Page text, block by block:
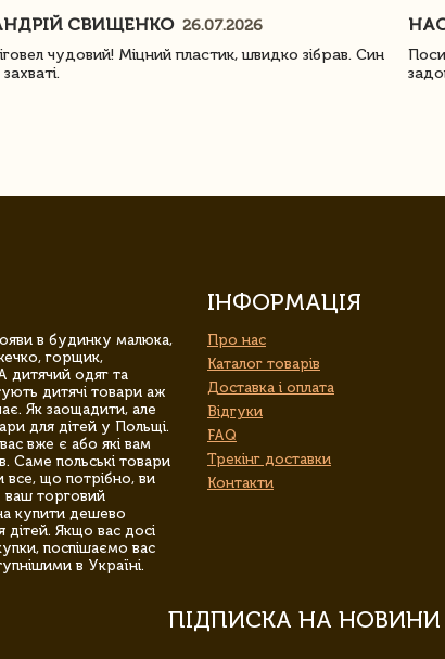
СВИЩЕНКО 26.07.2026
чудовий! Міцний пластик, швидко зібрав. Син
в будинку малюка,
горщик,
дитячий одяг та
дитячі товари аж
Як заощадити, але
для дітей у Польщі.
вже є або які вам
Саме польські товари
все, що потрібно, ви
ваш торговий
купити дешево
дітей. Якщо вас досі
поспішаємо вас
в Україні.
ІНФОРМАЦІЯ
Про нас
Каталог товарів
Доставка і оплата
Відгуки
FAQ
Трекінг доставки
Контакти
ПІДПИСКА НА НОВИНИ